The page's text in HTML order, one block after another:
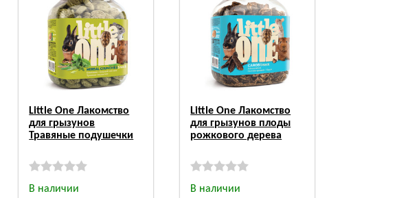
Little One Лакомство
для грызунов
Травяные подушечки
В наличии
Little One Лакомство
для грызунов плоды
рожкового дерева
В наличии